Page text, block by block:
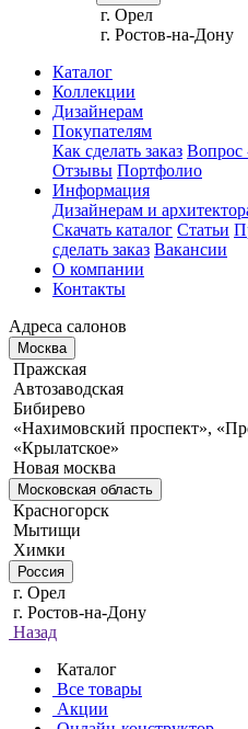
г. Орел
г. Ростов-на-Дону
Каталог
Коллекции
Дизайнерам
Покупателям
Как сделать заказ Вопрос
Отзывы Портфолио
Информация
Дизайнерам и
Скачать каталог Статьи
сделать заказ Вакансии
О компании
Контакты
Адреса салонов
Москва
Пражская
Автозаводская
Бибирево
«Нахимовский проспект»,
«Крылатское»
Новая москва
Московская область
Красногорск
Мытищи
Химки
Россия
г. Орел
г. Ростов-на-Дону
Назад
Каталог
Все товары
Акции